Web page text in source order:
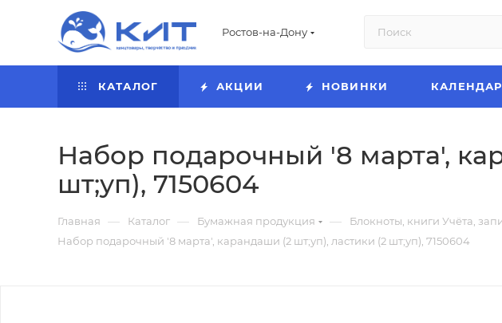
Ростов-на-Дону
КАТАЛОГ АКЦИИ НОВИНКИ
Набор подарочный '8 марта',
шт;уп), 7150604
Главная — Каталог — Бумажная продукция — Блокноты, книги Учёта,
Набор подарочный '8 марта', карандаши (2 шт;уп), ластики (2 шт;уп), 7150604